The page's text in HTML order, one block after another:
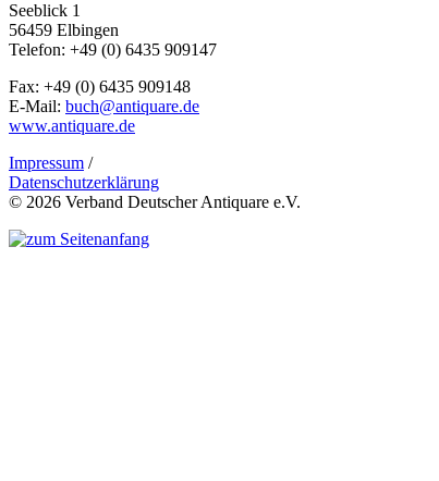
Seeblick 1
56459 Elbingen
Telefon: +49 (0) 6435 909147
Fax: +49 (0) 6435 909148
E-Mail: buch@antiquare.de
www.antiquare.de
Impressum /
Datenschutzerklärung
© 2026 Verband Deutscher Antiquare e.V.